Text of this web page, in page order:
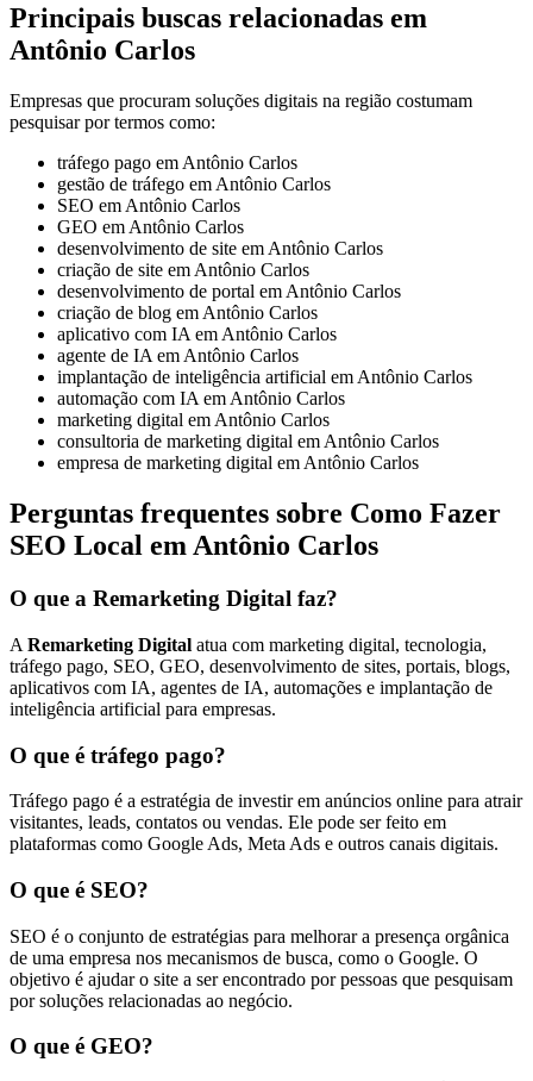
Principais buscas relacionadas em
Antônio Carlos
Empresas que procuram soluções digitais na região costumam
pesquisar por termos como:
tráfego pago em Antônio Carlos
gestão de tráfego em Antônio Carlos
SEO em Antônio Carlos
GEO em Antônio Carlos
desenvolvimento de site em Antônio Carlos
criação de site em Antônio Carlos
desenvolvimento de portal em Antônio Carlos
criação de blog em Antônio Carlos
aplicativo com IA em Antônio Carlos
agente de IA em Antônio Carlos
implantação de inteligência artificial em Antônio Carlos
automação com IA em Antônio Carlos
marketing digital em Antônio Carlos
consultoria de marketing digital em Antônio Carlos
empresa de marketing digital em Antônio Carlos
Perguntas frequentes sobre Como Fazer
SEO Local em Antônio Carlos
O que a Remarketing Digital faz?
A Remarketing Digital atua com marketing digital, tecnologia,
tráfego pago, SEO, GEO, desenvolvimento de sites, portais, blogs,
aplicativos com IA, agentes de IA, automações e implantação de
inteligência artificial para empresas.
O que é tráfego pago?
Tráfego pago é a estratégia de investir em anúncios online para atrair
visitantes, leads, contatos ou vendas. Ele pode ser feito em
plataformas como Google Ads, Meta Ads e outros canais digitais.
O que é SEO?
SEO é o conjunto de estratégias para melhorar a presença orgânica
de uma empresa nos mecanismos de busca, como o Google. O
objetivo é ajudar o site a ser encontrado por pessoas que pesquisam
por soluções relacionadas ao negócio.
O que é GEO?